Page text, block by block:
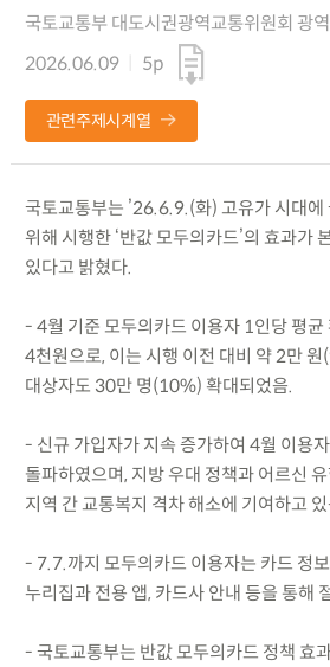
국토교통부 대도시권광역교통위원회 광
2026.06.09
5p
관련주제시계열
국토교통부는 ’26.6.9.(화) 고유가 시대에
위해 시행한 ‘반값 모두의카드’의 효과가
있다고 밝혔다.
- 4월 기준 모두의카드 이용자 1인당 평균
4천원으로, 이는 시행 이전 대비 약 2만
대상자도 30만 명(10%) 확대되었음.
- 신규 가입자가 지속 증가하여 4월 이용
돌파하였으며, 지방 우대 정책과 어르신
지역 간 교통복지 격차 해소에 기여하고 있
- 7.7.까지 모두의카드 이용자는 카드 정
누리집과 전용 앱, 카드사 안내 등을 통해
- 국토교통부는 반값 모두의카드 정책 효